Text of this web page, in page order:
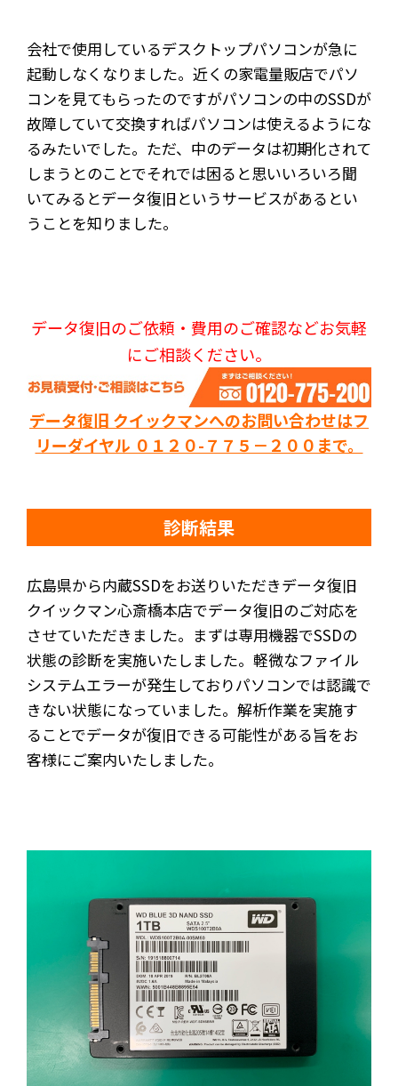
会社で使用しているデスクトップパソコンが急に
起動しなくなりました。近くの家電量販店でパソ
コンを見てもらったのですがパソコンの中のSSDが
故障していて交換すればパソコンは使えるようにな
るみたいでした。ただ、中のデータは初期化されて
しまうとのことでそれでは困ると思いいろいろ聞
いてみるとデータ復旧というサービスがあるとい
うことを知りました。
データ復旧のご依頼・費用のご確認などお気軽
にご相談ください。
データ復旧 クイックマンへのお問い合わせはフ
リーダイヤル ０１２０-７７５－２００まで。
診断結果
広島県から内蔵SSDをお送りいただきデータ復旧
クイックマン心斎橋本店でデータ復旧のご対応を
させていただきました。まずは専用機器でSSDの
状態の診断を実施いたしました。軽微なファイル
システムエラーが発生しておりパソコンでは認識で
きない状態になっていました。解析作業を実施す
ることでデータが復旧できる可能性がある旨をお
客様にご案内いたしました。